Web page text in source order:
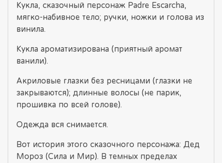
Кукла, сказочный персонаж Padre Escarcha,
мягко-набивное тело; ручки, ножки и голова из
винила.
Кукла ароматизирована (приятный аромат
ванили).
Акриловые глазки без ресницами (глазки не
закрываются); длинные волосы (не парик,
прошивка по всей голове).
Одежда вся снимается.
Вот история этого сказочного персонажа: Дед
Мороз (Сила и Мир). В темных пределах